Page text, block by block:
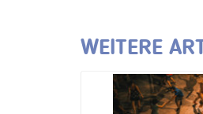
WEITERE